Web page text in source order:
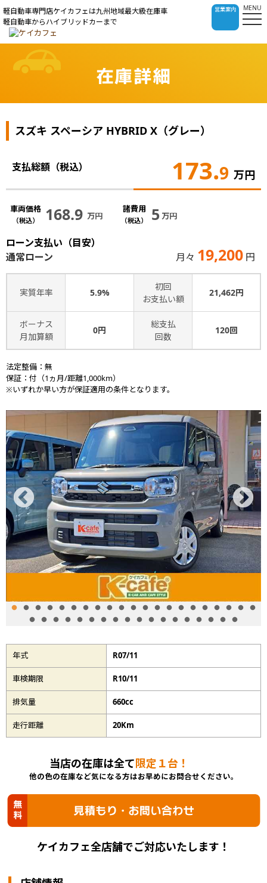
軽自動車専門店ケイカフェは九州地域最大級在庫車
軽自動車からハイブリッドカーまで
営業案内 MENU
在庫詳細
スズキ スペーシア HYBRID X（グレー）
支払総額（税込） 173.9 万円
車両価格
（税込） 168.9 万円
諸費用
（税込） 5 万円
ローン支払い（目安）
通常ローン
月々 19,200 円
実質年率 5.9%
初回
お支払い額
21,462円
ボーナス
月加算額
0円
総支払
回数
120回
法定整備：無
保証：付（1ヵ月/距離1,000km）
※いずれか早い方が保証適用の条件となります。
年式 R07/11
車検期限 R10/11
排気量 660cc
走行距離 20Km
当店の在庫は全て限定１台！
他の色の在庫など気になる方はお早めにお問合せください。
ケイカフェ全店舗でご対応いたします！